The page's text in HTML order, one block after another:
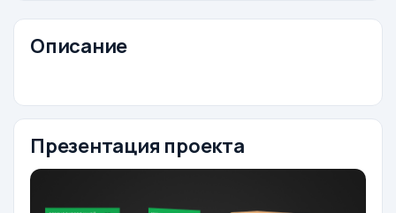
Описание
Презентация проекта